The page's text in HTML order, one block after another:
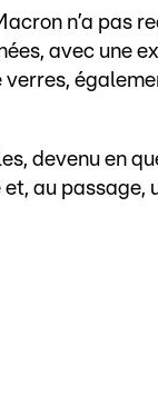
n’a pas
avec une
devenu en
au passage,